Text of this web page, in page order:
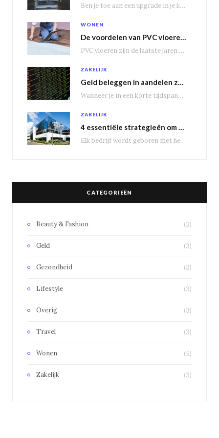
Ben je toe aan een upgrade in je keuken? Dan is een Amerikaanse koelkast misschien…
WONEN
De voordelen van PVC vloeren in vergelijking met houten vloeren
PVC vloeren zijn de laatste jaren steeds populairder geworden, en dat is niet zonder reden.…
ZAKELIJK
Geld beleggen in aandelen zorgt voor een passief inkomen
Wanneer je in een korte tijdspanne behoorlijke winst wil maken, is het geen slecht idee…
ZAKELIJK
4 essentiële strategieën om bedrijfsuitbreiding te genereren
Elk bedrijf wordt geboren met het doel groot te worden, om nieuwe markten te veroveren.…
CATEGORIEËN
Beauty & Fashion (3)
Geld (3)
Gezondheid (3)
Lifestyle (3)
Overig (3)
Travel (3)
Wonen (5)
Zakelijk (3)